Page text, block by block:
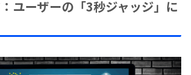
ユーザーの「3秒ジャッジ」に